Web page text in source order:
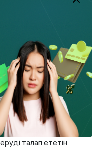
тіркеуге
есеп жіберу
арналған
немесе
бұйрықты
үш күнтізбелік
асырады, Мәселен,
талап ететін